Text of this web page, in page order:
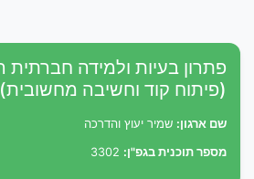
(פיתוח קוד וחשיבה מחשובית)
שם ארגון: שמיר יעוץ והדרכה
מספר תוכנית בגפ"ן: